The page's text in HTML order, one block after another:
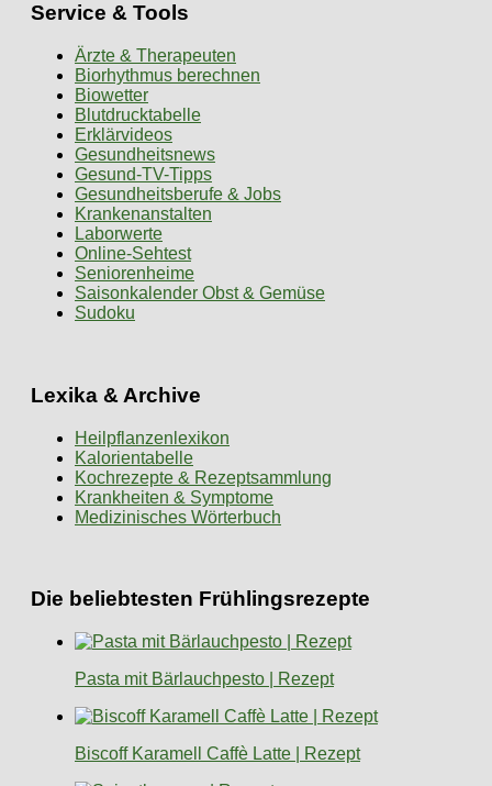
Service & Tools
Ärzte & Therapeuten
Biorhythmus berechnen
Biowetter
Blutdrucktabelle
Erklärvideos
Gesundheitsnews
Gesund-TV-Tipps
Gesundheitsberufe & Jobs
Krankenanstalten
Laborwerte
Online-Sehtest
Seniorenheime
Saisonkalender Obst & Gemüse
Sudoku
Lexika & Archive
Heilpflanzenlexikon
Kalorientabelle
Kochrezepte & Rezeptsammlung
Krankheiten & Symptome
Medizinisches Wörterbuch
Die beliebtesten Frühlingsrezepte
Pasta mit Bärlauchpesto | Rezept
Biscoff Karamell Caffè Latte | Rezept